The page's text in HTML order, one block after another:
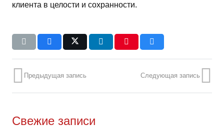
клиента в целости и сохранности.
Предыдущая запись Следующая запись
Свежие записи